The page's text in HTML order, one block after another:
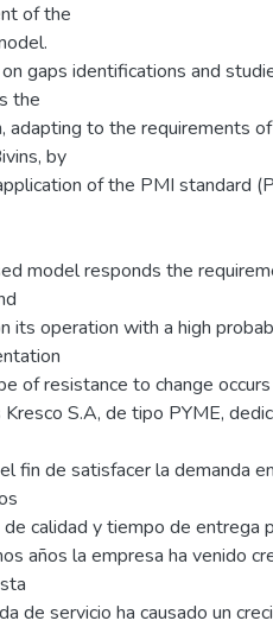
of the
gaps identifications and
the
adapting to the requirements
by
of the PMI standard
model responds the
its operation with a high
of resistance to change
S.A, de tipo PYME,
fin de satisfacer la demanda
calidad y tiempo de entrega
años la empresa ha venido
de servicio ha causado un